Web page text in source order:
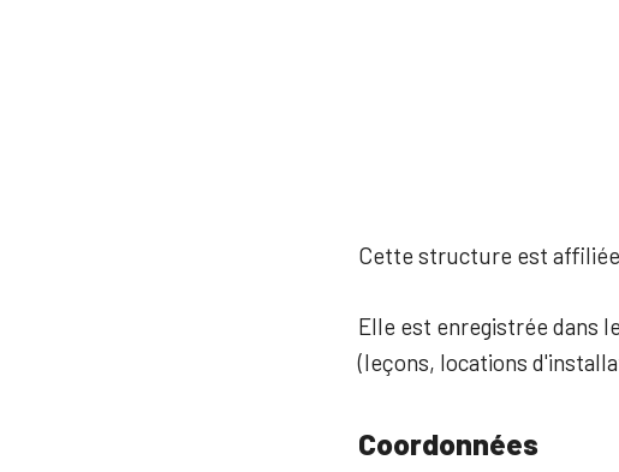
Cette structure est
Elle est enregistrée dans
(leçons, locations
Coordonnées